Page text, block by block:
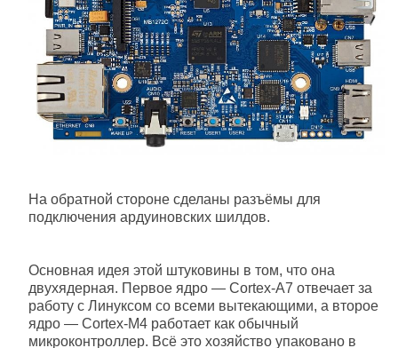
На обратной стороне сделаны разъёмы для
подключения ардуиновских шилдов.
Основная идея этой штуковины в том, что она
двухядерная. Первое ядро — Cortex-A7 отвечает за
работу с Линуксом со всеми вытекающими, а второе
ядро — Cortex-M4 работает как обычный
микроконтроллер. Всё это хозяйство упаковано в